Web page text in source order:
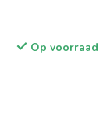
Op voorraad